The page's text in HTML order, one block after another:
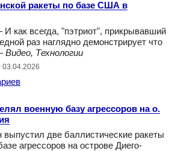
ракеты по базе США в
как всегда, "пэтриот", прикрывавший
раз наглядно демонстрирует что
Видео, Технологии
03.04.2026
военную базу агрессоров на о.
две баллистические ракеты
агрессоров на острове Диего-